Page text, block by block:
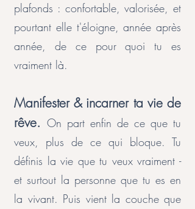
plafonds : confortable, valorisée, et
pourtant elle t'éloigne, année après
année, de ce pour quoi tu es
vraiment là.
Manifester & incarner ta vie de
rêve. On part enfin de ce que tu
veux, plus de ce qui bloque. Tu
définis la vie que tu veux vraiment -
et surtout la personne que tu es en
la vivant. Puis vient la couche que